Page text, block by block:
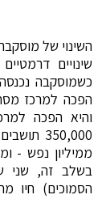
השינוי של
שינויים
כשמוסקבה
הפכה למרכז
והיא הפכה
ממיליון נפש -
בשלב זה, שני
הסמוכים) חיו